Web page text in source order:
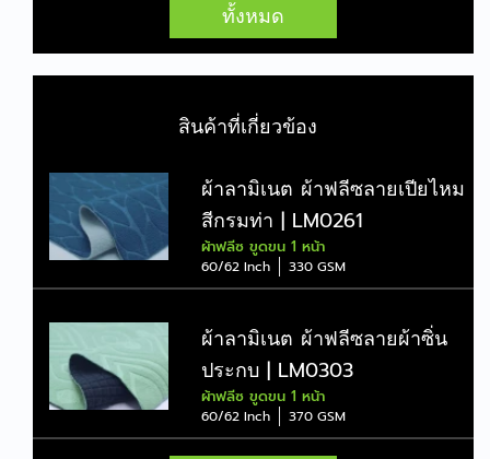
ทำความรู้จักผ้าวอร์ม (Double
Knit) เนื้อแน่น ทรงสวย ใส่เป๊ะ
แบบไม่ต้องรีด
Apr 22, 2026
อย่างไรให้เหมาะกับงานขายจริง
Apr 9, 2026
ทั้งหมด
สินค้าที่เกี่ยวข้อง
ผ้าลามิเนต ผ้าฟลีซลายเปียไหม
สีกรมท่า | LM0261
ผ้าฟลีซ ขูดขน 1 หน้า
60/62 Inch 330 GSM
ผ้าลามิเนต ผ้าฟลีซลายผ้าซิ่น
ประกบ | LM0303
ผ้าฟลีซ ขูดขน 1 หน้า
60/62 Inch 370 GSM